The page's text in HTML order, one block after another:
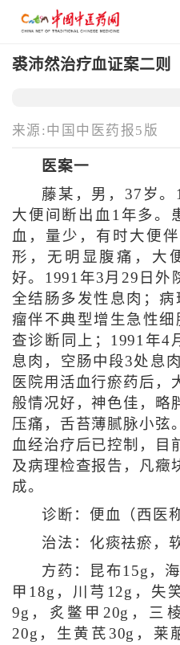
裘沛然治疗血证案二则
来源:中国中医药报5版
医案一
藤某，男，37岁
大便间断出血1年多。
血，量少，有时大便
形，无明显腹痛，大
好。1991年3月29日外
全结肠多发性息肉；
瘤伴不典型增生急性
查诊断同上；1991年4
息肉，空肠中段3处息
医院用活血行瘀药后，
般情况好，神色佳，略
压痛，舌苔薄腻脉小弦
血经治疗后已控制，目
及病理检查报告，凡癥
成。
诊断：便血（西医
治法：化痰祛瘀，
方药：昆布15g，
甲18g，川芎12g，失
9g，炙鳖甲20g，三
20g，生黄芪30g，莱